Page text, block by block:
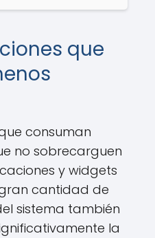
que
consuman
no sobrecarguen
y widgets
cantidad de
sistema también
la